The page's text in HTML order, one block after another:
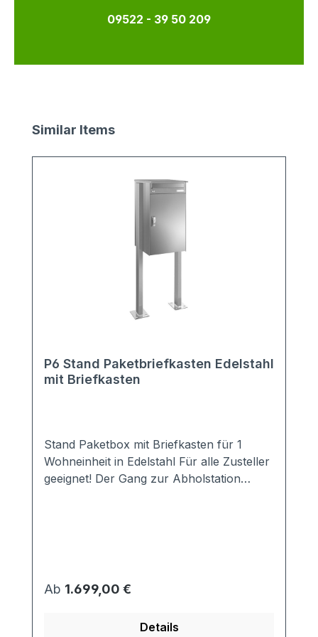
09522 - 39 50 209
Produktgalerie überspringen
Similar Items
P6 Stand Paketbriefkasten Edelstahl
mit Briefkasten
Stand Paketbox mit Briefkasten für 1
Wohneinheit in Edelstahl Für alle Zusteller
geeignet! Der Gang zur Abholstation
DIN EN 13724 konformer Briefkasten
(passend für alle DIN A4 Umschläge) 1
Auswahl) 3-Punkt-Verriegeleung inkl.
Regulärer Preis:
Ab 1.699,00 €
Details